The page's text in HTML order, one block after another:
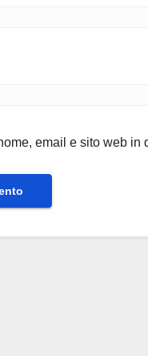
email e sito web in